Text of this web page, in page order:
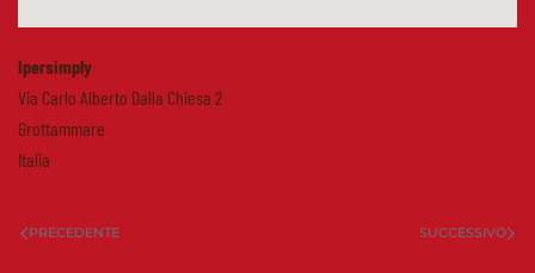
Ipersimply
Via Carlo Alberto Dalla Chiesa 2
Grottammare
Italia
PRECEDENTE SUCCESSIVO